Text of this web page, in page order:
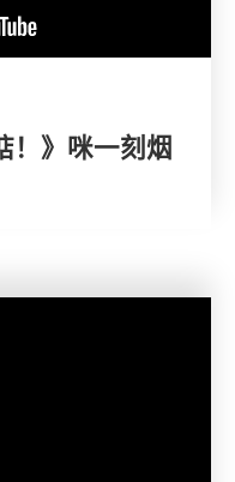
！》咪一刻烟